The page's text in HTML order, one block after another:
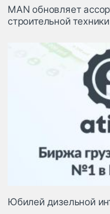
MAN обновляет
строительной техники
Юбилей дизельной